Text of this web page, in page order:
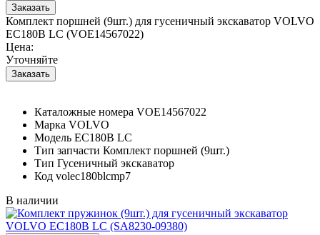
Комплект поршней (9шт.) для гусеничный экскаватор VOLVO
EC180B LC (VOE14567022)
Цена:
Уточняйте
Каталожные номера VOE14567022
Марка VOLVO
Модель EC180B LC
Тип запчасти Комплект поршней (9шт.)
Тип Гусеничный экскаватор
Код volec180blcmp7
В наличии